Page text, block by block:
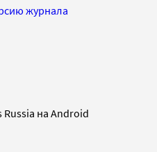
журнала
на Android